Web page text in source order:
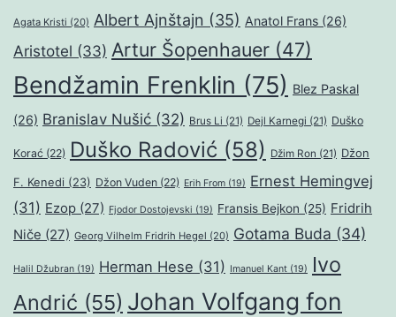
Agata Kristi (20) Albert Ajnštajn (35) Anatol Frans (26)
Aristotel (33) Artur Šopenhauer (47)
Bendžamin Frenklin (75) Blez Paskal
(26) Branislav Nušić (32) Brus Li (21) Dejl Karnegi (21) Duško
Korać (22) Duško Radović (58) Džim Ron (21) Džon
F. Kenedi (23) Džon Vuden (22) Erih From (19) Ernest Hemingvej
(31) Ezop (27) Fjodor Dostojevski (19) Fransis Bejkon (25) Fridrih
Niče (27) Georg Vilhelm Fridrih Hegel (20) Gotama Buda (34)
Halil Džubran (19) Herman Hese (31) Imanuel Kant (19)
Ivo
Andrić (55) Johan Volfgang fon